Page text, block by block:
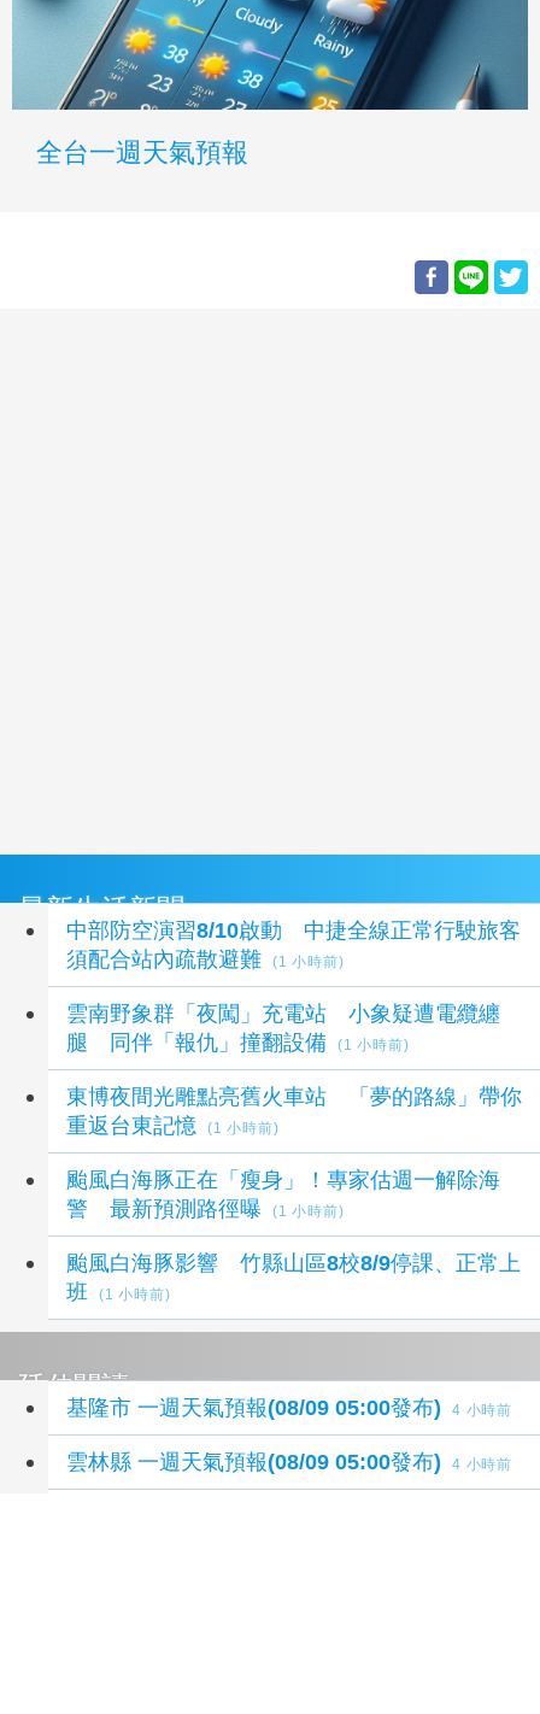
全台一週天氣預報
最新生活新聞
中部防空演習8/10啟動 中捷全線正常行駛旅客
須配合站內疏散避難
(1 小時前)
雲南野象群「夜闖」充電站 小象疑遭電纜纏
腿 同伴「報仇」撞翻設備
(1 小時前)
東博夜間光雕點亮舊火車站 「夢的路線」帶你
重返台東記憶
(1 小時前)
颱風白海豚正在「瘦身」！專家估週一解除海
警 最新預測路徑曝
(1 小時前)
颱風白海豚影響 竹縣山區8校8/9停課、正常上
班
(1 小時前)
延伸閱讀
基隆市 一週天氣預報(08/09 05:00發布) 4 小時前
雲林縣 一週天氣預報(08/09 05:00發布) 4 小時前